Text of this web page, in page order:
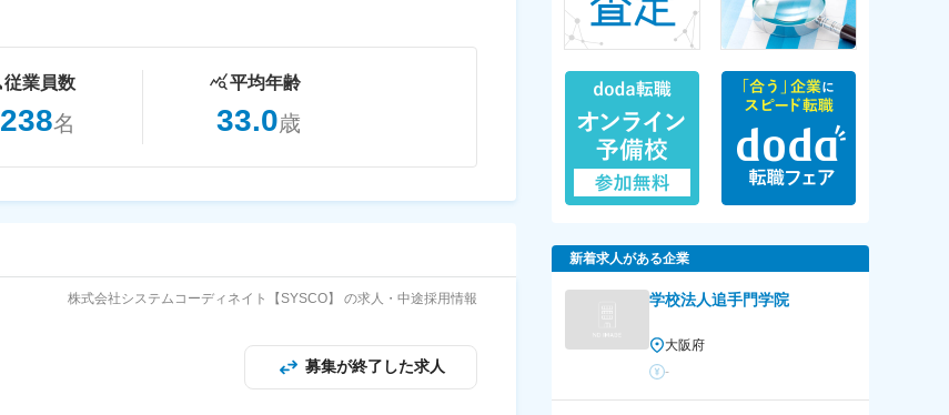
従業員数
238名
平均年齢
33.0歳
株式会社システムコーディネイト【SYSCO】 の求人・中途採用情報
募集が終了した求人
新着求人がある企業
学校法人追手門学院
大阪府
-